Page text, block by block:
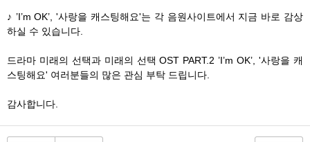
♪ ’I’m OK’, '사랑을 캐스팅해요'는 각 음원사이트에서 지금 바로 감상
하실 수 있습니다.
드라마 미래의 선택과 미래의 선택 OST PART.2 ’I’m OK’, '사랑을 캐
스팅해요' 여러분들의 많은 관심 부탁 드립니다.
감사합니다.